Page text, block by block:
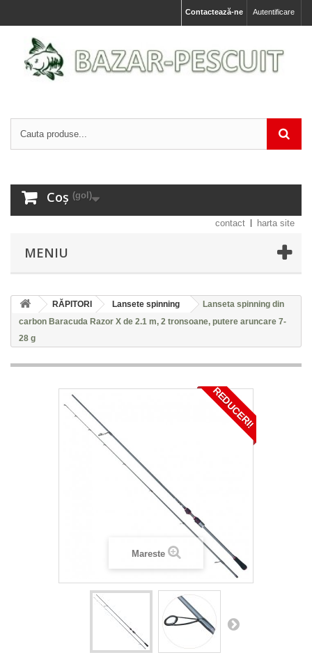
Autentificare
Contactează-ne
Coș (gol)
contact harta site
MENIU
RĂPITORI Lansete spinning
Lanseta spinning din
carbon Baracuda Razor X de 2.1 m, 2 tronsoane, putere aruncare 7-
28 g
REDUCERI!
Mareste